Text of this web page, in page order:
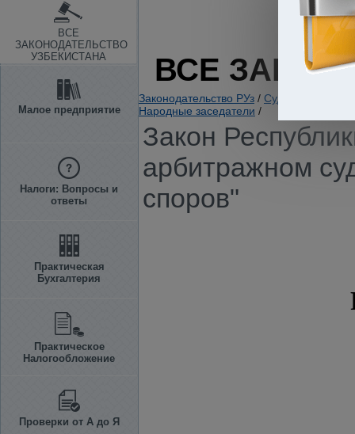
ВСЕ
ЗАКОНОДАТЕЛЬСТВО
УЗБЕКИСТАНА
Малое предприятие
Налоги: Вопросы и
ответы
Практическая
Бухгалтерия
Практическое
Налогообложение
Проверки от А до Я
ВСЕ
Законодательство РУз / Судебная
Народные заседатели /
Закон
арбитражном
споров"